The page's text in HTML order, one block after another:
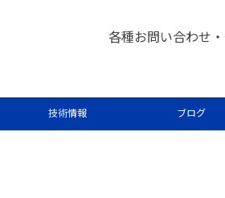
各種お問い合わせ
技術情報 ブログ
テルビウム中の